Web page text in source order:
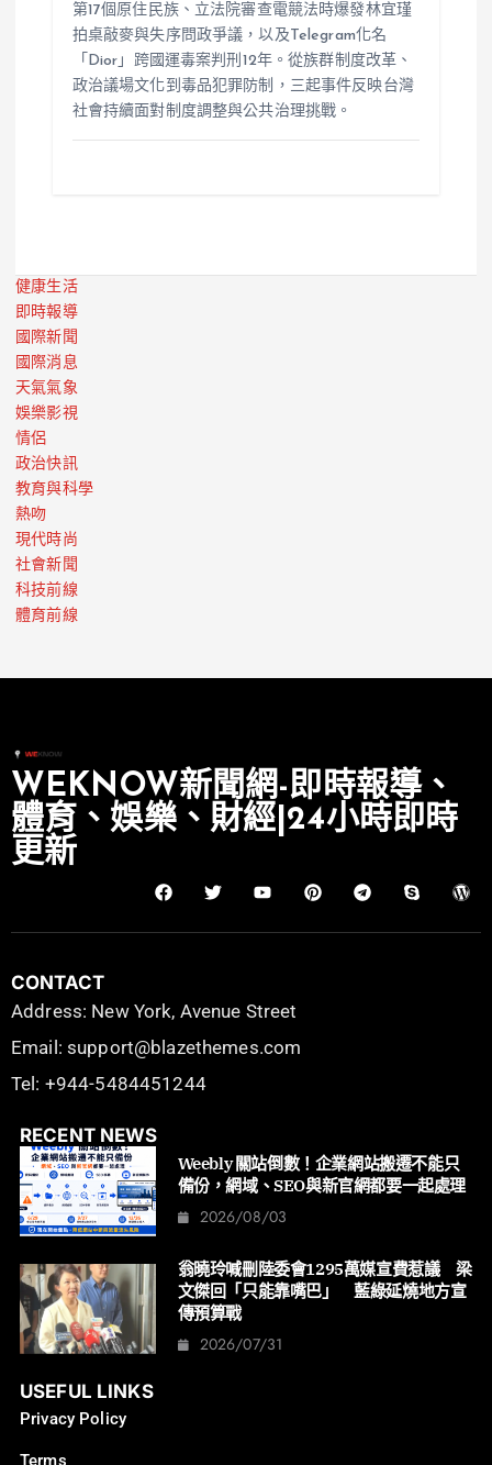
第17個原住民族、立法院審查電競法時爆發林宜瑾
拍桌敲麥與失序問政爭議，以及Telegram化名
「Dior」跨國運毒案判刑12年。從族群制度改革、
政治議場文化到毒品犯罪防制，三起事件反映台灣
社會持續面對制度調整與公共治理挑戰。
健康生活
即時報導
國際新聞
國際消息
天氣氣象
娛樂影視
情侶
政治快訊
教育與科學
熱吻
現代時尚
社會新聞
科技前線
體育前線
WEKNOW新聞網-即時報導、
體育、娛樂、財經|24小時即時
更新
CONTACT
Address: New York, Avenue Street
Email: support@blazethemes.com
Tel: +944-5484451244
RECENT NEWS
Weebly 關站倒數！企業網站搬遷不能只
備份，網域、SEO與新官網都要一起處理
2026/08/03
翁曉玲喊刪陸委會1295萬媒宣費惹議 梁
文傑回「只能靠嘴巴」 藍綠延燒地方宣
傳預算戰
2026/07/31
USEFUL LINKS
Privacy Policy